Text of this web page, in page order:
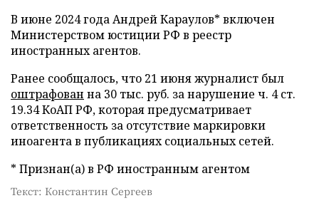
В июне 2024 года Андрей Караулов* включен
Министерством юстиции РФ в реестр
иностранных агентов.
Ранее сообщалось, что 21 июня журналист был
оштрафован на 30 тыс. руб. за нарушение ч. 4 ст.
19.34 КоАП РФ, которая предусматривает
ответственность за отсутствие маркировки
иноагента в публикациях социальных сетей.
* Признан(а) в РФ иностранным агентом
Текст: Константин Сергеев